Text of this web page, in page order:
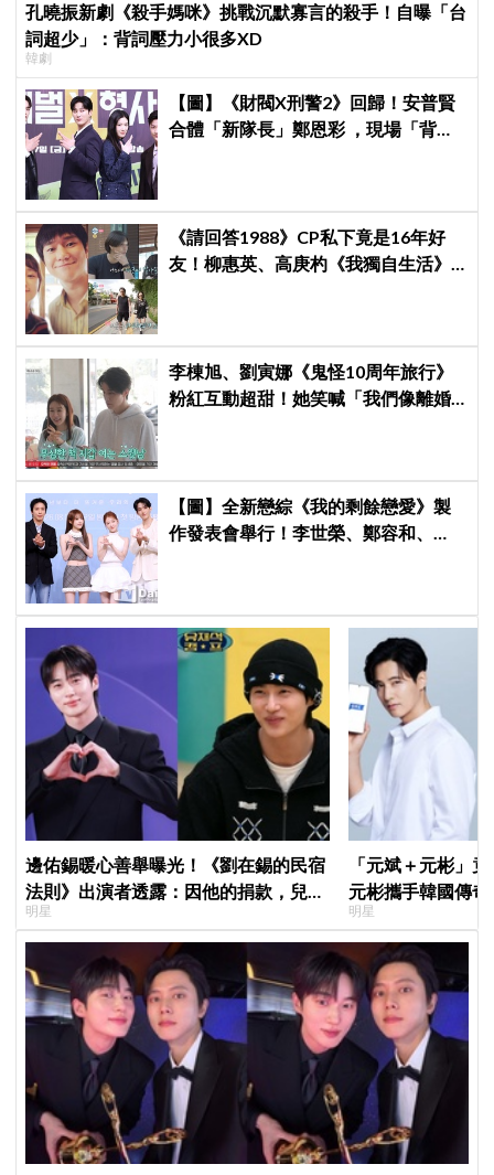
孔曉振新劇《殺手媽咪》挑戰沉默寡言的殺手！自曝「台
詞超少」：背詞壓力小很多XD
韓劇
【圖】《財閥X刑警2》回歸！安普賢
合體「新隊長」鄭恩彩 ，現場「背靠
《請回答1988》CP私下竟是16年好
友！柳惠英、高庚杓《我獨自生活》
李棟旭、劉寅娜《鬼怪10周年旅行》
粉紅互動超甜！她笑喊「我們像離婚
【圖】全新戀綜《我的剩餘戀愛》製
作發表會舉行！李世榮、鄭容和、
邊佑錫暖心善舉曝光！《劉在錫的民宿
法則》出演者透露：因他的捐款，兒童
患者順利完成治療
明星
「元斌＋元彬」
元彬攜手韓國傳
牌，韓網瘋喊：
明星